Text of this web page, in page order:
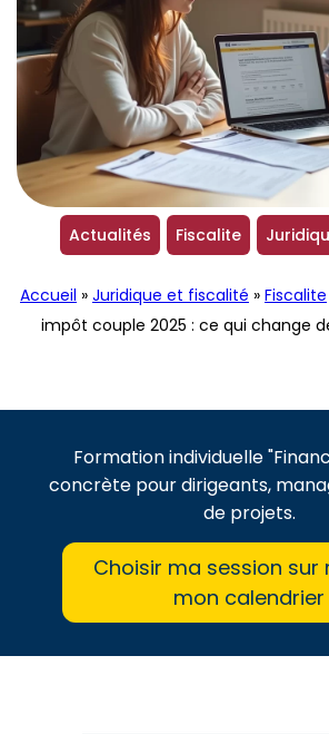
Actualités Fiscalite
Accueil » Juridique et fiscalité » Fiscalite
impôt couple 2025 : ce qui change
Formation individuelle
concrète pour dirigeants,
de projets.
Choisir ma session sur
mon calendrier